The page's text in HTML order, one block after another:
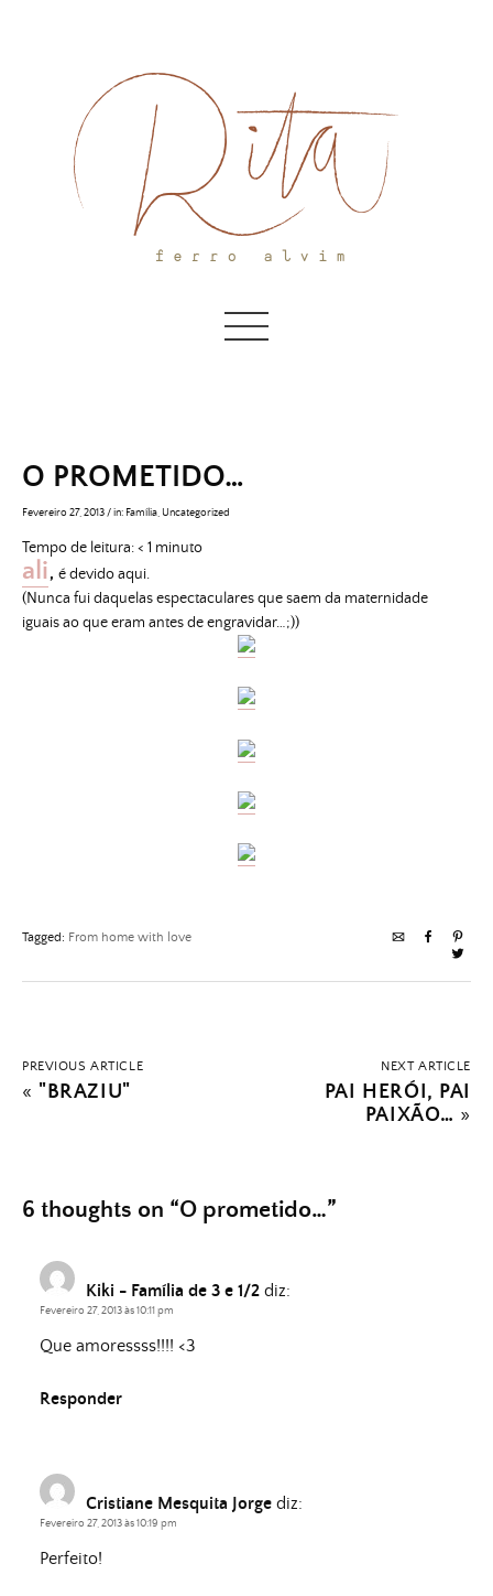
O PROMETIDO…
Fevereiro 27, 2013/in: Família Uncategorized
Tempo de leitura:< 1 minuto
ali, é devido aqui.
(Nunca fui daquelas espectaculares que saem da maternidade
iguais ao que eram antes de engravidar…;))
Tagged: From home with love
PREVIOUS ARTICLE
« "BRAZIU"
NEXT ARTICLE
PAI HERÓI, PAI
PAIXÃO… »
6 thoughts on “O prometido…”
Kiki - Família de 3 e 1/2 diz:
Fevereiro 27, 2013 às 10:11 pm
Que amoressss!!!! <3
Responder
Cristiane Mesquita Jorge diz:
Fevereiro 27, 2013 às 10:19 pm
Perfeito!